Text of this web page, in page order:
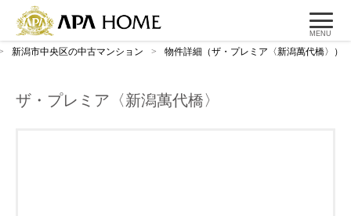
MENU
新潟市中央区の中古マンション > 物件詳細（ザ・プレミア〈新潟萬代橋〉）
ザ・プレミア〈新潟萬代橋〉